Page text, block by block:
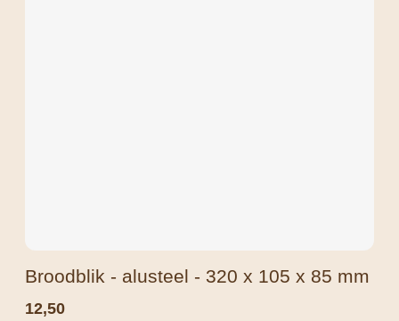
Broodblik - alusteel - 320 x 105 x 85 mm
12,50